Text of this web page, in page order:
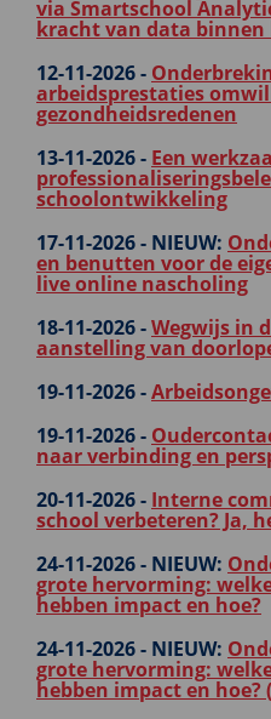
via Smartschool
kracht van data
12-11-2026 -
arbeidsprestaties
gezondheidsredenen
13-11-2026 - Een
schoolontwikkeling
17-11-2026 - NIEUW:
en benutten voor de
live online nascholing
18-11-2026 -Wegwijs in
aanstelling van
19-11-2026 -
19-11-2026 -
naar verbinding en
20-11-2026 - Interne
school verbeteren? Ja,
24-11-2026 - NIEUW:
grote hervorming:
hebben impact en hoe?
24-11-2026 - NIEUW:
grote hervorming:
hebben impact en hoe?